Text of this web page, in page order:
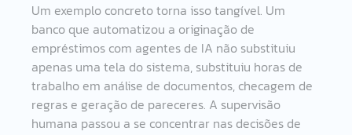
Um exemplo concreto torna isso tangível. Um
banco que automatizou a originação de
empréstimos com agentes de IA não substituiu
apenas uma tela do sistema, substituiu horas de
trabalho em análise de documentos, checagem de
regras e geração de pareceres. A supervisão
humana passou a se concentrar nas decisões de